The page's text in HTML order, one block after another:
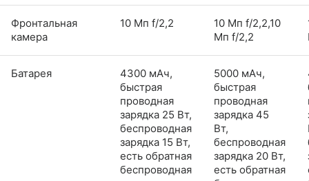
Фронтальная
камера
10 Мп f/2,2
10 Мп f/2,2,10
Мп f/2,2
Батарея
4300 мАч,
быстрая
проводная
зарядка 25 Вт,
беспроводная
зарядка 15 Вт,
есть обратная
беспроводная
5000 мАч,
быстрая
проводная
зарядка 45
Вт,
беспроводная
зарядка 20 Вт,
есть обратная